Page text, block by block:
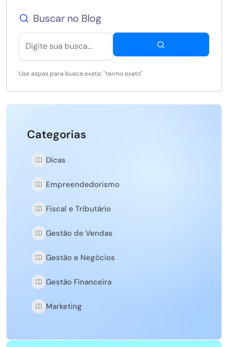
Buscar no Blog
Use aspas para busca exata: "termo exato"
Categorias
Dicas
Empreendedorismo
Fiscal e Tributário
Gestão de Vendas
Gestão e Negócios
Gestão Financeira
Marketing